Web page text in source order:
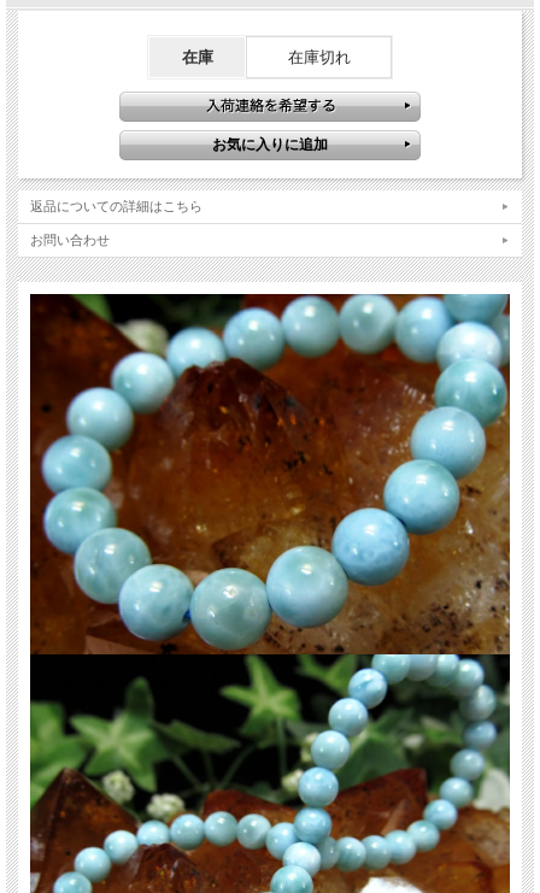
カリブ海の水面を思わせる美しい模様が特徴的なラリマーは、女性から絶大な人
気を誇る天然石です。
しかし、現在は上質な原石が採れず、品薄状態にあり、価格が高騰しています。
入荷数に限りがありますので、お見逃しなく！
【意味合い云われ・伝承等】
☆三大ヒーリングストーン☆
ラリマーはスギライトやチャロアイトと共に世界三大ヒーリングストーンとさ
れ、「癒し」に優れたパワーを発揮すると云われています。
愛と平和を表す鉱物とされ、心の奥に隠された怒りの感情を鎮め、自己の間違っ
た観念の束縛から解放されるよう力を与えてくれると云われています。
ご注意事項
※1点物につき画像は現物を撮影しています。
※サイズは目安です。細かな誤差が出る場合があります。
※天然石ですので細かなカケや凹み、歪な部分やクラックなどがある場合があり
ます。
※天然石商品には色みに個体差があります。また出来る限り自然な色みになるよ
う撮影を心がけておりますが、お使いのディスプレイ環境によって表示される色
みに差が出る場合があります。 ご了承ください。
関連キーワード
天然石 パワーストーン 海外直輸入 バイヤー厳選 プレゼント ギフト メンズ レデ
ィース 卸し 卸価格 実店舗 ハンドメイド サイズ直し コムローズ comrose
在庫 在庫切れ
返品についての詳細はこちら
お問い合わせ